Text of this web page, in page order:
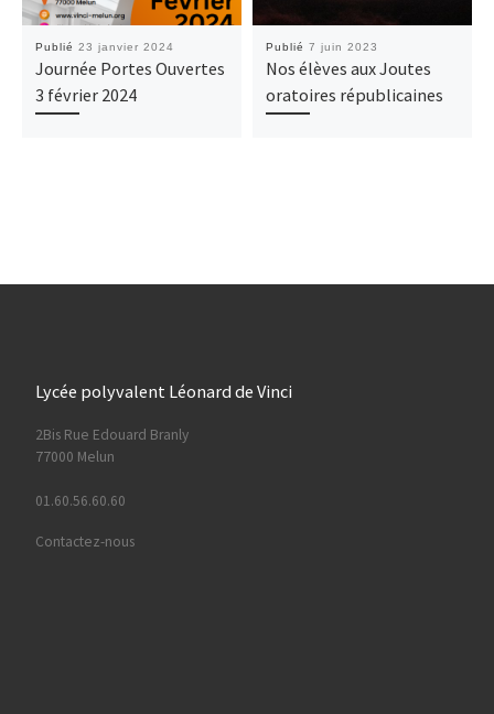
Publié 23 janvier 2024
Journée Portes Ouvertes
3 février 2024
Publié 7 juin 2023
Nos élèves aux Joutes
oratoires républicaines
Lycée polyvalent Léonard de Vinci
2Bis Rue Edouard Branly
77000 Melun
01.60.56.60.60
Contactez-nous